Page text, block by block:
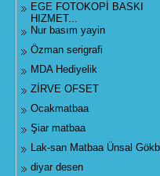
EGE FOTOKOPİ BASKI
HIZMET...
Nur basım yayin
Özman serigrafi
MDA Hediyelik
ZİRVE OFSET
Ocakmatbaa
Şiar matbaa
Lak-san Matbaa Ünsal
diyar desen